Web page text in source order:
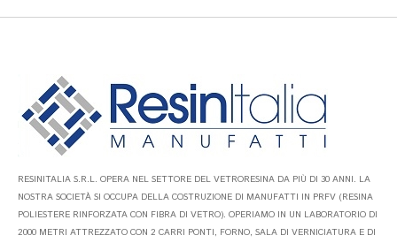
RESINITALIA S.R.L. OPERA NEL SETTORE DEL VETRORESINA DA PIÙ DI 30 ANNI. LA
NOSTRA SOCIETÀ SI OCCUPA DELLA COSTRUZIONE DI MANUFATTI IN PRFV (RESINA
POLIESTERE RINFORZATA CON FIBRA DI VETRO). OPERIAMO IN UN LABORATORIO DI
2000 METRI ATTREZZATO CON 2 CARRI PONTI, FORNO, SALA DI VERNICIATURA E DI